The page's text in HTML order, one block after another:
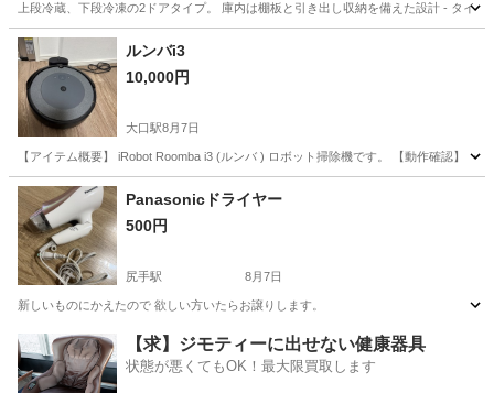
上段冷蔵、下段冷凍の2ドアタイプ。 庫内は棚板と引き出し収納を備えた設計 - タイ
神奈川 鎌倉市 北鎌倉駅
ルンバi3
10,000円
大口駅8月7日
【アイテム概要】 iRobot Roomba i3 (ルンバ ) ロボット掃除機です。 【動作確認】
神奈川 横浜市 生活家電
Panasonicドライヤー
500円
尻手駅 8月7日
新しいものにかえたので 欲しい方いたらお譲りします。
神奈川 川崎市 尻手駅 美容家電 ドライヤー
【求】ジモティーに出せない健康器具
状態が悪くてもOK！最大限買取します